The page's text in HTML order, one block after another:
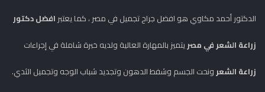
الدكتور أحمد مكاوي هو افضل جراح تجميل في مصر ، كما يعتبر افضل دكتور
زراعة الشعر في مصر يتميز بالمهارة العالية ولديه خبرة شاملة في إجراءات
زراعة الشعر ونحت الجسم وشفط الدهون وتجديد شباب الوجه وتجميل الثدي.